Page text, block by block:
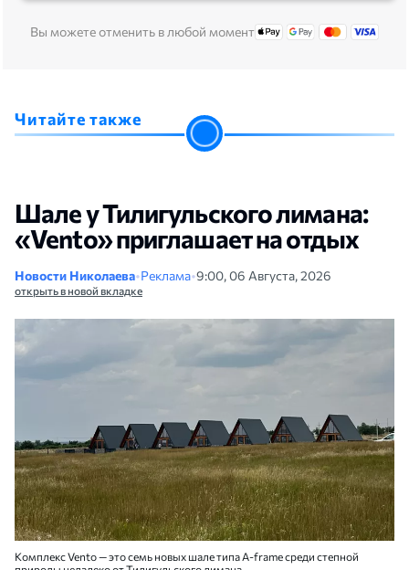
Вы можете отменить в любой момент
Читайте также
Шале у Тилигульского лимана:
«Vento» приглашает на отдых
Новости Николаева•Реклама•9:00, 06 Августа, 2026
открыть в новой вкладке
Комплекс Vento — это семь новых шале типа A-frame среди степной